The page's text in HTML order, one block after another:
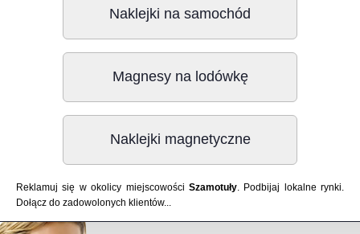
Naklejki na samochód
Magnesy na lodówkę
Naklejki magnetyczne
Reklamuj się w okolicy miejscowości Szamotuły. Podbijaj lokalne rynki.
Dołącz do zadowolonych klientów...